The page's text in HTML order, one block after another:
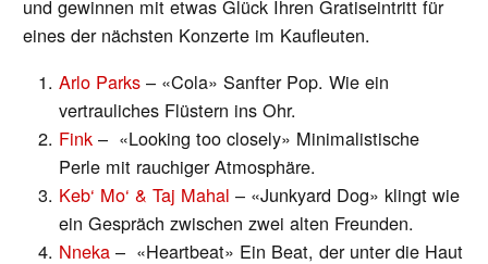
und gewinnen mit etwas Glück Ihren Gratiseintritt für
eines der nächsten Konzerte im Kaufleuten.
Arlo Parks– «Cola» Sanfter Pop. Wie ein
vertrauliches Flüstern ins Ohr.
Fink– «Looking too closely» Minimalistische
Perle mit rauchiger Atmosphäre.
Keb‘ Mo‘ & Taj Mahal – «Junkyard Dog» klingt wie
ein Gespräch zwischen zwei alten Freunden.
Nneka– «Heartbeat» Ein Beat, der unter die Haut